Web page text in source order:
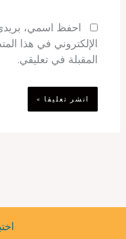
احفظ اسمي، بريدي
الإلكتروني في هذا
المقبلة في تعليقي.